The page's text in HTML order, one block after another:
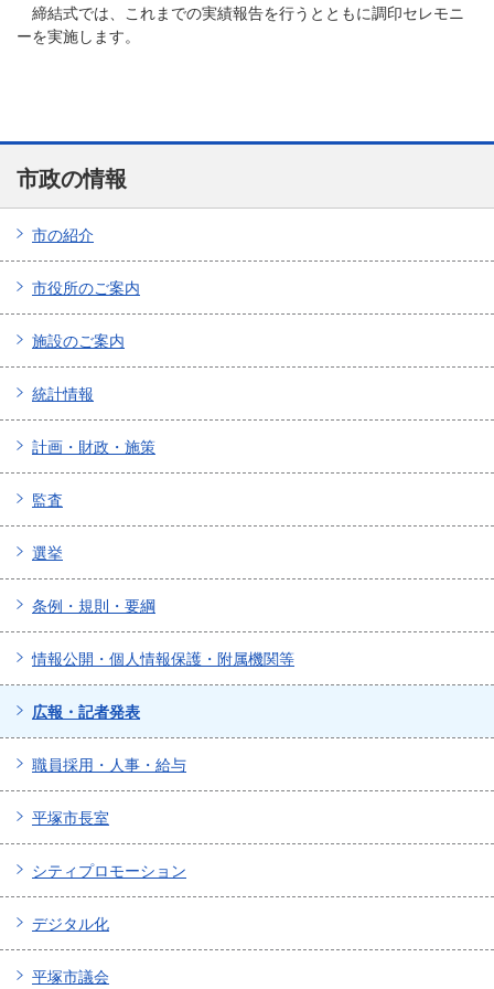
締結式では、これまでの実績報告を行うとともに調印セレモニ
ーを実施します。
市政の情報
市の紹介
市役所のご案内
施設のご案内
統計情報
計画・財政・施策
監査
選挙
条例・規則・要綱
情報公開・個人情報保護・附属機関等
広報・記者発表
職員採用・人事・給与
平塚市長室
シティプロモーション
デジタル化
平塚市議会